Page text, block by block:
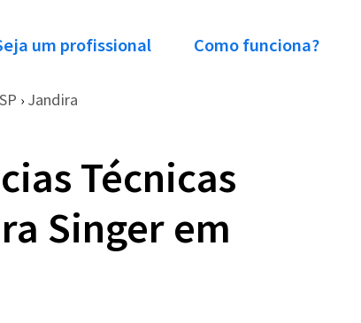
um profissional Como funciona?
SP › Jandira
Técnicas
Singer em